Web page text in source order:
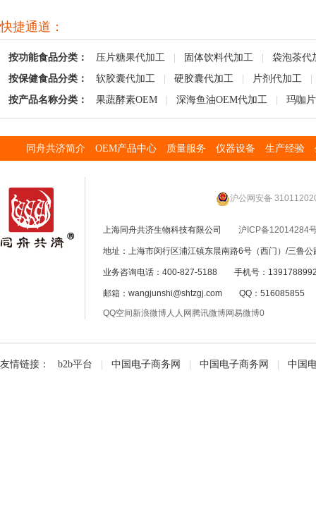
快捷通道：
按功能食品分类： 压片糖果代加工 固体饮料代加工
袋泡茶代
按保健食品分类：
软胶囊代加工 硬胶囊代加工 片剂代加工
按产品名称分类：
果蔬酵素OEM 深海鱼油OEM代加工 玛咖
同舟共济简介 OEM产品中心 质量服务 仪器设备 生产经验
沪公网安备
上海同舟共济生物科技有限公司 沪ICP备12014284
地址：上海市闵行区浦江镇东晨南路6号（西门）/三鲁
业务咨询电话：400-827-5188 手机号：
邮箱：wangjunshi@shtzgj.com QQ：516085855
QQ空间 新浪微博人人网 腾讯微博网易微博0
友情链接： b2b平台 中国电子商务网 中国电子商务网 中国